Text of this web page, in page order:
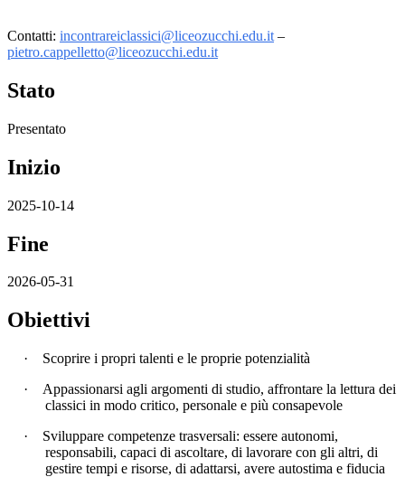
Contatti: incontrareiclassici@liceozucchi.edu.it –
pietro.cappelletto@liceozucchi.edu.it
Stato
Presentato
Inizio
2025-10-14
Fine
2026-05-31
Obiettivi
·
Scoprire i propri talenti e le proprie potenzialità
·
Appassionarsi agli argomenti di studio, affrontare la lettura dei
classici in modo critico, personale e più consapevole
·
Sviluppare competenze trasversali: essere autonomi,
responsabili, capaci di ascoltare, di lavorare con gli altri, di
gestire tempi e risorse, di adattarsi, avere autostima e fiducia